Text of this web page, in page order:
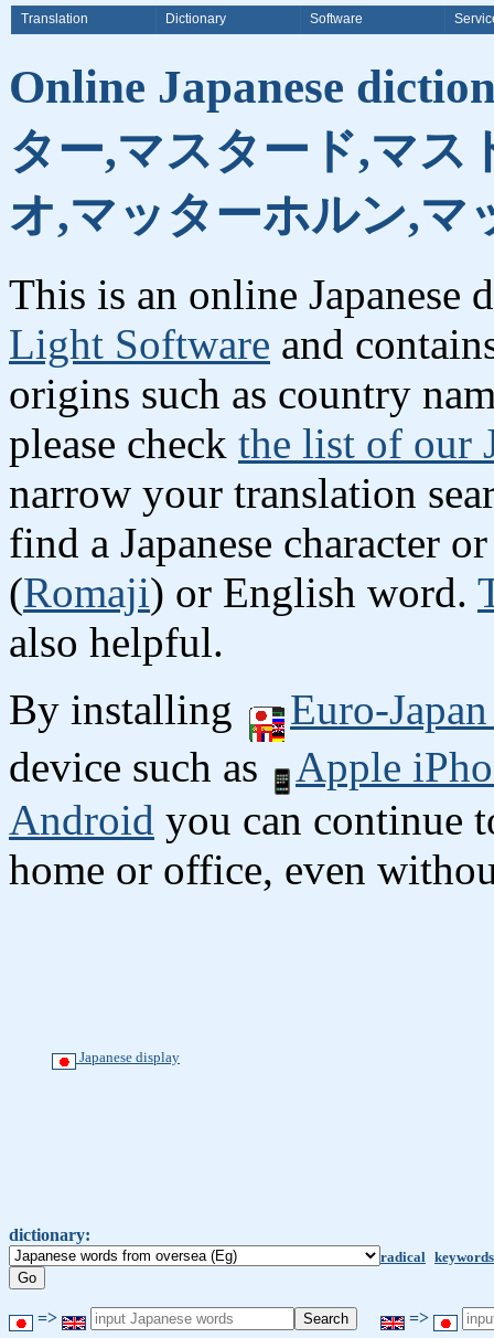
Translation Dictionary Software
Online Japanese
ター,マスタード,マス
オ,マッターホルン,マ
This is an online
Light Software and
origins such as country
please check the list of our
narrow your translation
find a Japanese character
(Romaji) or English word.
also helpful.
By installing
Euro-
device such as
Apple
Android you can continue
home or office, even
Japanese display
dictionary:
radical keywords
=> =>